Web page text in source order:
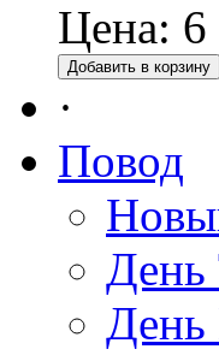
Цена: 6
Добавить в корзину
·
Повод
День
День